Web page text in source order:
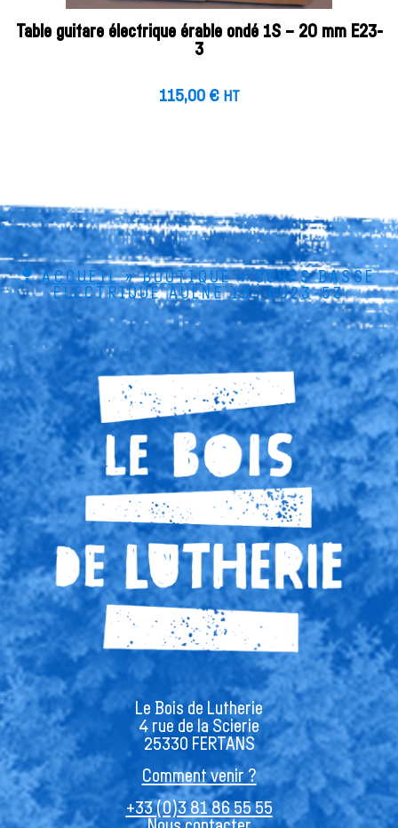
Table guitare électrique érable ondé 1S – 20 mm E23-
3
115,00 € HT
ACCUEIL»BOUTIQUE»CORPS BASSE
ÉLECTRIQUE AULNE 1B- AU23-53
Le Bois de Lutherie
4 rue de la Scierie
25330 FERTANS
Comment venir ?
+33 (0)3 81 86 55 55